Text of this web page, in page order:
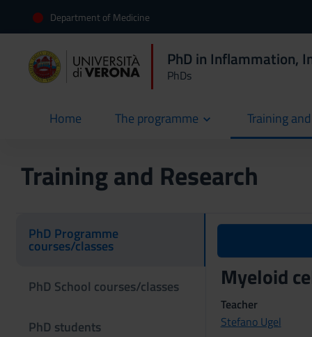
Department of Medicine
PhD in Inflammation,
PhDs
Home
current The programme Training
Training and Research
PhD Programme
courses/classes
PhD School courses/classes
PhD students
Myeloid
Teacher
Stefano Ugel